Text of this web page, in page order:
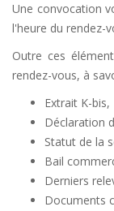
Une convocation
l'heure du rendez-
Outre ces
rendez-vous, à
Extrait K-bis,
Déclaration
Statut de la
Bail
Derniers
Documents